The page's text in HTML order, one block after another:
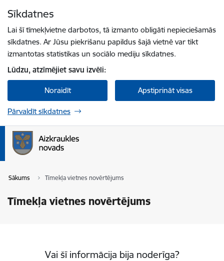
Sīkdatnes
Lai šī tīmekļvietne darbotos, tā izmanto obligāti nepieciešamās
sīkdatnes. Ar Jūsu piekrišanu papildus šajā vietnē var tikt
izmantotas statistikas un sociālo mediju sīkdatnes.
Lūdzu, atzīmējiet savu izvēli:
Noraidīt Apstiprināt visas
Pārvaldīt sīkdatnes
Sākums Tīmekļa vietnes novērtējums
Tīmekļa vietnes novērtējums
Vai šī informācija bija noderīga?